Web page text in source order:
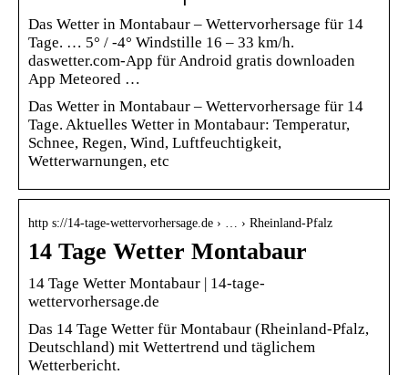
Das Wetter in Montabaur – Wettervorhersage für 14
Tage. … 5° / -4° Windstille 16 – 33 km/h.
daswetter.com-App für Android gratis downloaden
App Meteored …
Das Wetter in Montabaur – Wettervorhersage für 14
Tage. Aktuelles Wetter in Montabaur: Temperatur,
Schnee, Regen, Wind, Luftfeuchtigkeit,
Wetterwarnungen, etc
http s://14-tage-wettervorhersage.de › … › Rheinland-Pfalz
14 Tage Wetter Montabaur
14 Tage Wetter Montabaur | 14-tage-
wettervorhersage.de
Das 14 Tage Wetter für Montabaur (Rheinland-Pfalz,
Deutschland) mit Wettertrend und täglichem
Wetterbericht.